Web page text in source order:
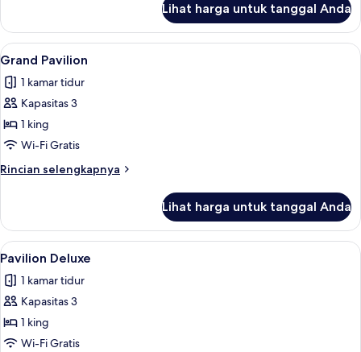
Suite
Eksekutif
Lihat harga untuk tanggal Anda
Lihat
semua
foto
untuk
Grand
Pavilion
Grand Pavilion | Brankas, meja
6
Grand Pavilion
1 kamar tidur
Kapasitas 3
1 king
Wi-Fi Gratis
Rincian selengkapnya
Rincian
Grand
Pavilion
Lihat harga untuk tanggal Anda
Lihat
semua
foto
untuk
Pavilion
Deluxe
Pavilion Deluxe | Brankas, meja
5
Pavilion Deluxe
1 kamar tidur
Kapasitas 3
1 king
Wi-Fi Gratis